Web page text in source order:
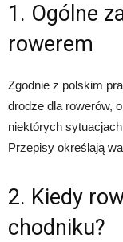
1. Ogólne
rowerem
Zgodnie z polskim
drodze dla rowerów,
niektórych
Przepisy określają
2. Kiedy
chodniku?